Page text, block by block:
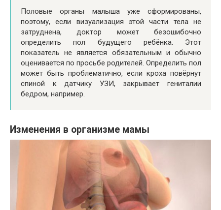
Половые органы малыша уже сформированы,
поэтому, если визуализация этой части тела не
затруднена, доктор может безошибочно
определить пол будущего ребёнка. Этот
показатель не является обязательным и обычно
оценивается по просьбе родителей. Определить пол
может быть проблематично, если кроха повёрнут
спиной к датчику УЗИ, закрывает гениталии
бедром, например.
Изменения в организме мамы